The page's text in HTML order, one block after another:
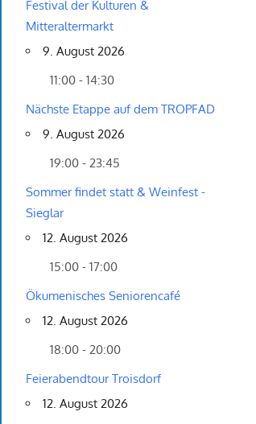
Festival der Kulturen &
Mitteraltermarkt
9. August 2026
11:00 - 14:30
Nächste Etappe auf dem TROPFAD
9. August 2026
19:00 - 23:45
Sommer findet statt & Weinfest -
Sieglar
12. August 2026
15:00 - 17:00
Ökumenisches Seniorencafé
12. August 2026
18:00 - 20:00
Feierabendtour Troisdorf
12. August 2026